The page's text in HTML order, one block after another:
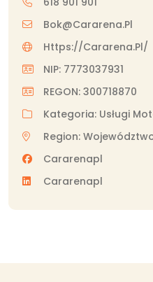
Bok@cararena.pl
Https://cararena.pl/
NIP: 7773037931
REGON: 300718870
Kategoria: Usługi
Region:
Cararenapl
Cararenapl